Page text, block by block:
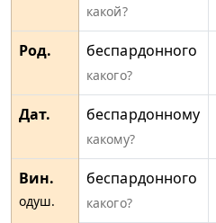
какой?
Род. беспардонного
какого?
Дат. беспардонному
какому?
Вин.
одуш.
беспардонного
какого?